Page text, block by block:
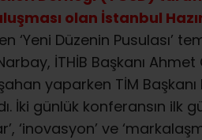
olan İstanbul
‘Yeni Düzenin Pusulası’
İTHİB Başkanı Ahmet
yaparken TİM
İki günlük konferansın ilk
‘inovasyon’ ve